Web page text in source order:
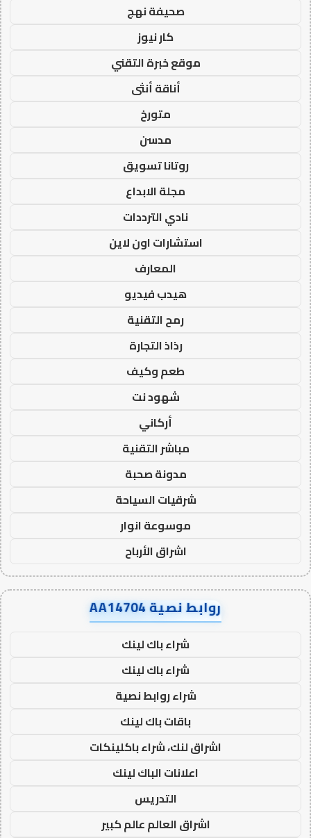
صحيفة نهج
كار نيوز
موقع خبرة التقني
أناقة أنثى
متورخ
مدسن
روتانا تسويق
مجلة الابداع
نادي الترددات
استشارات اون لاين
المعارف
هيدب فيديو
رمح التقنية
رذاذ التجارة
طعم وكيف
شهود نت
أركاني
مباشر التقنية
مدونة صحبة
شرقيات السياحة
موسوعة انوار
اشراق الأرباح
روابط نصية AA14704
شراء باك لينك
شراء باك لينك
شراء روابط نصية
باقات باك لينك
اشراق لنك، شراء باكلينكات
اعلانات الباك لينك
التدريس
اشراق العالم عالم كبير